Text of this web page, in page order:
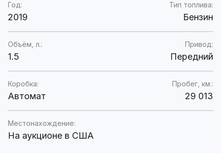
Год:
2019
Тип топлива:
Бензин
Объём, л.:
1.5
Привод:
Передний
Коробка:
Автомат
Пробег, км.:
29 013
Местонахождение:
На аукционе в США